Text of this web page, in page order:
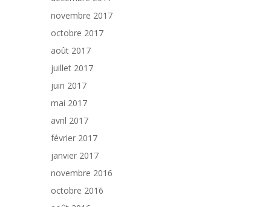
novembre 2017
octobre 2017
août 2017
juillet 2017
juin 2017
mai 2017
avril 2017
février 2017
janvier 2017
novembre 2016
octobre 2016